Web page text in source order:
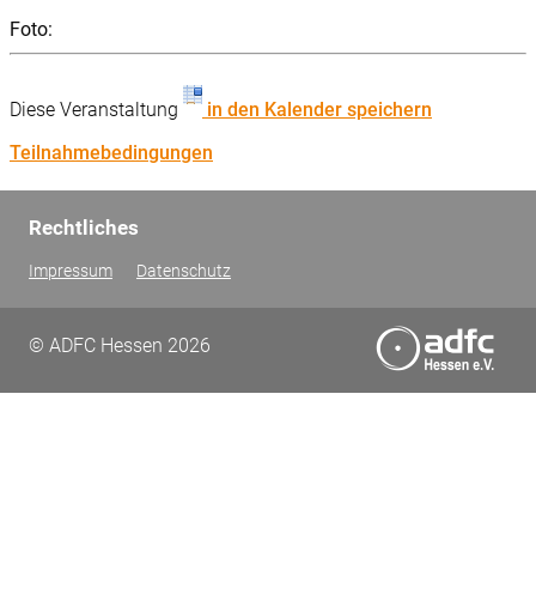
Foto:
Diese Veranstaltung
in den Kalender speichern
Teilnahmebedingungen
Rechtliches
Impressum Datenschutz
© ADFC Hessen 2026